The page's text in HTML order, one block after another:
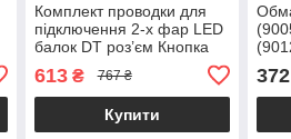
Комплект проводки для
підключення 2-х фар LED
балок DT роз’єм Кнопка
613₴ 767 ₴
Купити
372